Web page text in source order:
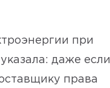
при
даже если
права